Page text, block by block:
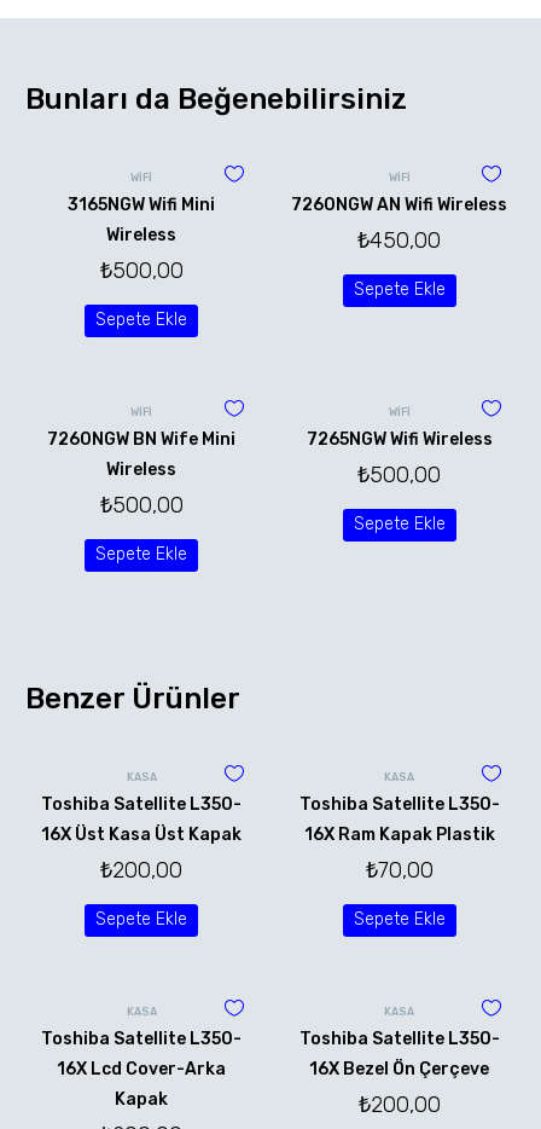
Bunları da Beğenebilirsiniz
WİFİ
3165NGW Wifi Mini
Wireless
₺500,00
Sepete Ekle
WİFİ
7260NGW AN Wifi Wireless
₺450,00
Sepete Ekle
WİFİ
7260NGW BN Wife Mini
Wireless
₺500,00
Sepete Ekle
WİFİ
7265NGW Wifi Wireless
₺500,00
Sepete Ekle
Benzer Ürünler
KASA
Toshiba Satellite L350-
16X Üst Kasa Üst Kapak
₺200,00
Sepete Ekle
KASA
Toshiba Satellite L350-
16X Ram Kapak Plastik
₺70,00
Sepete Ekle
KASA
Toshiba Satellite L350-
16X Lcd Cover-Arka
Kapak
KASA
Toshiba Satellite L350-
16X Bezel Ön Çerçeve
₺200,00